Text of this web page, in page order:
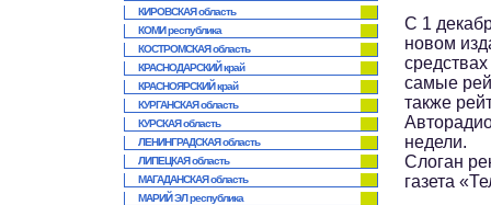
КИРОВСКАЯ область
КОМИ республика
КОСТРОМСКАЯ область
КРАСНОДАРСКИЙ край
КРАСНОЯРСКИЙ край
КУРГАНСКАЯ область
КУРСКАЯ область
ЛЕНИНГРАДСКАЯ область
ЛИПЕЦКАЯ область
МАГАДАНСКАЯ область
МАРИЙ ЭЛ республика
С 1
новом
самые
также
недели.
Слоган
газета